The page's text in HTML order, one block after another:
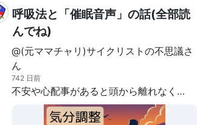
呼吸法と「催眠音声」の話(全部読
んでね)
@(元ママチャリ)サイクリストの不思議さ
ん
742 日前
不安や心配事があると頭から離れなくなってしまうこともあると思いますが、その時に主に対処法として挙がるのが「呼吸法」です。今回はその呼吸法について、私が実際にやっている対策や、使えるかもしれないしそうでもないかもしれないちょっとした小話を書いていこうと思います。